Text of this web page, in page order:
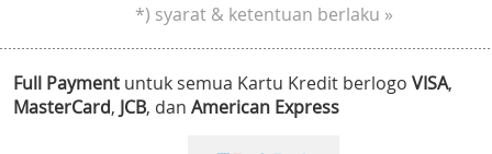
*) syarat & ketentuan berlaku »
Full Payment untuk semua Kartu Kredit berlogo VISA,
MasterCard, JCB, dan American Express